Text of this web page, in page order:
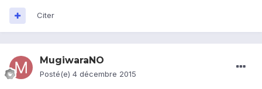
Citer
MugiwaraNO
Posté(e) 4 décembre 2015